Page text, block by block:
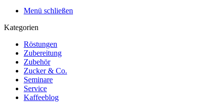
Menü schließen
Kategorien
Röstungen
Zubereitung
Zubehör
Zucker & Co.
Seminare
Service
Kaffeeblog